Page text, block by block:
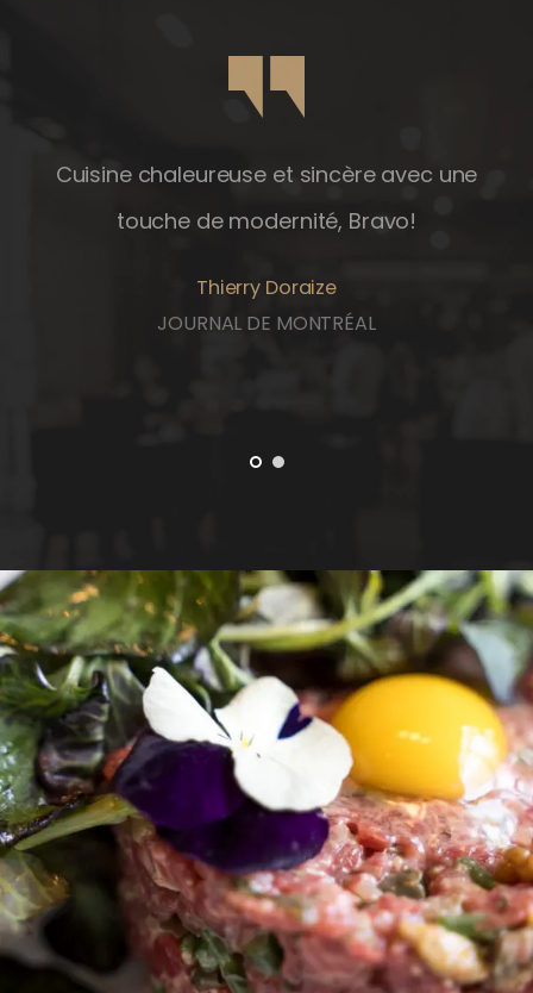
Cuisine chaleureuse et sincère avec une
touche de modernité, Bravo!
Thierry Doraize
JOURNAL DE MONTRÉAL